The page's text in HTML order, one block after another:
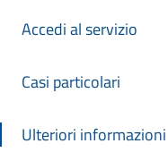
Accedi al servizio
Casi particolari
Ulteriori informazioni